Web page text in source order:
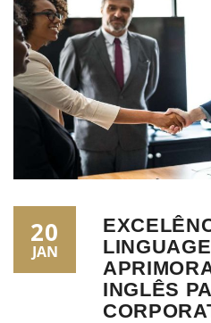
20
JAN
INGLÊS